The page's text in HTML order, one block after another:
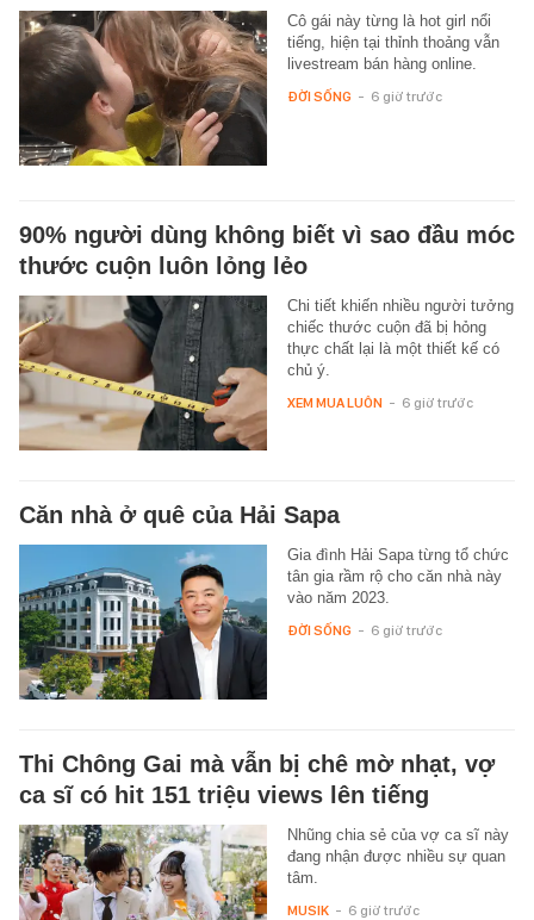
Cô gái này từng là hot girl nổi
tiếng, hiện tại thỉnh thoảng vẫn
livestream bán hàng online.
ĐỜI SỐNG - 6 giờ trước
90% người dùng không biết vì sao đầu móc
thước cuộn luôn lỏng lẻo
Chi tiết khiến nhiều người tưởng
chiếc thước cuộn đã bị hỏng
thực chất lại là một thiết kế có
chủ ý.
XEM MUA LUÔN - 6 giờ trước
Căn nhà ở quê của Hải Sapa
Gia đình Hải Sapa từng tổ chức
tân gia rầm rộ cho căn nhà này
vào năm 2023.
ĐỜI SỐNG - 6 giờ trước
Thi Chông Gai mà vẫn bị chê mờ nhạt, vợ
ca sĩ có hit 151 triệu views lên tiếng
Nhũng chia sẻ của vợ ca sĩ này
đang nhận được nhiều sự quan
tâm.
MUSIK - 6 giờ trước